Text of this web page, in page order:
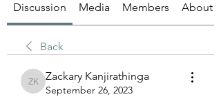
Discussion Media Members About
Back
Zackary Kanjirathinga
Zackary Kanjirathinga
September 26, 2023